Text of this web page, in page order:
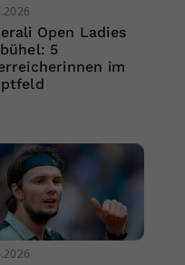
Open Ladies
5
im